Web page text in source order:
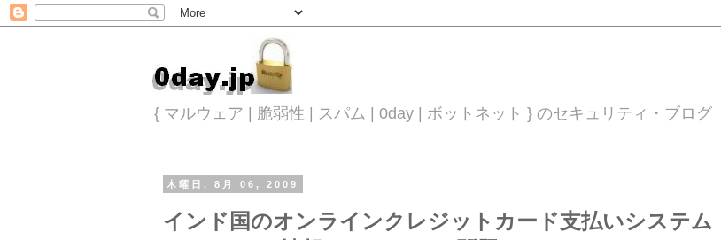
{ マルウェア | 脆弱性 | スパム | 0day | ボットネット } のセキュリティ・ブログ
木曜日, 8月 06, 2009
インド国のオンラインクレジットカード支払いシステム